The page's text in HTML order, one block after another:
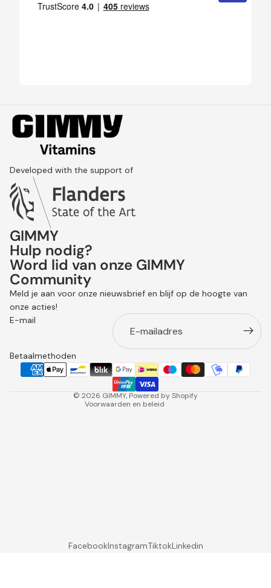
Developed with the support of
GIMMY
Hulp nodig?
Word lid van onze GIMMY
Community
Meld je aan voor onze nieuwsbrief en blijf op de hoogte van
onze acties!
E-mail
Betaalmethoden
© 2026 GIMMY, Powered by Shopify
Voorwaarden en beleid
Terugbetalingsbeleid
Privacybeleid
Algemene voorwaarden
Wettelijke kennisgeving
FacebookInstagramTiktokLinkedin